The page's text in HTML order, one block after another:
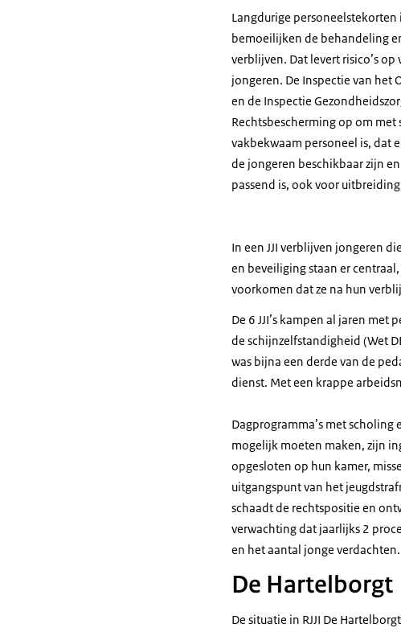
Langdurige personeelstekorten
bemoeilijken de behandeling
verblijven. Dat levert risico’s
jongeren. De Inspectie van het
en de Inspectie
Rechtsbescherming op om
vakbekwaam personeel is, dat
de jongeren beschikbaar zijn
passend is, ook voor uitbreiding
In een JJI verblijven jongeren
en beveiliging staan er
voorkomen dat ze na hun
De 6 JJI’s kampen al jaren
de schijnzelfstandigheid (Wet
was bijna een derde van de
dienst. Met een krappe
Dagprogramma’s met
mogelijk moeten maken, zijn
opgesloten op hun kamer,
uitgangspunt van het
schaadt de rechtspositie en
verwachting dat jaarlijks 2
en het aantal jonge verdachten.
De Hartelborgt
De situatie in RJJI De